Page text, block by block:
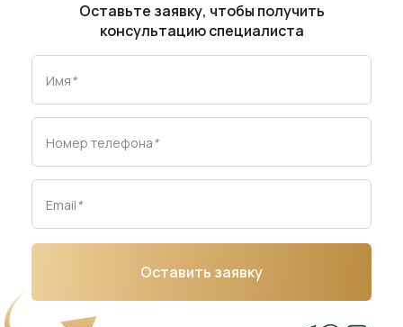
Оставьте заявку, чтобы получить
консультацию специалиста
Имя*
Номер телефона*
Email*
Оставить заявку